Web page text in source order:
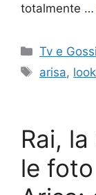
totalmente …
Categorie
Tv e
Tag
arisa, look
Rai,
le